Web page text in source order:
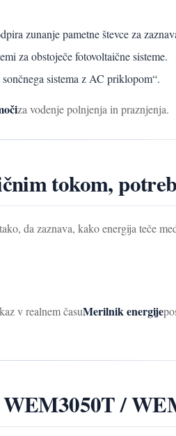
zunanje pametne števce za
za obstoječe fotovoltaične sisteme.
sistema z AC priklopom“.
za vodenje polnjenja in praznjenja.
tokom,
da zaznava, kako energija teče
v realnem časuMerilnik energije
/